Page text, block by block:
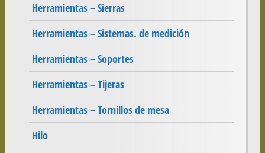
Herramientas – Sierras
Herramientas – Sistemas. de medición
Herramientas – Soportes
Herramientas – Tijeras
Herramientas – Tornillos de mesa
Hilo